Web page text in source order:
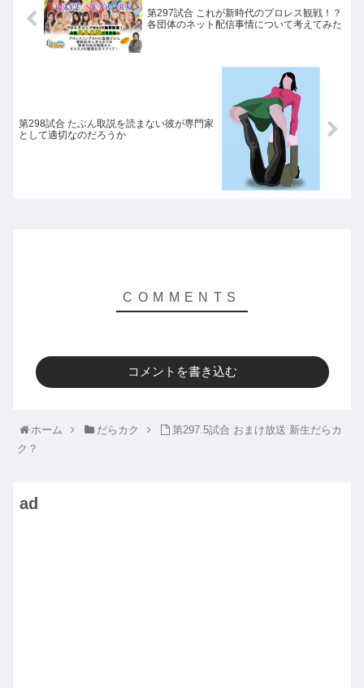
第297試合 これが新時代のプロレス観戦！？
各団体のネット配信事情について考えてみた
第298試合 たぶん取説を読まない彼が専門家
として適切なのだろうか
コメントを書き込む
ホーム だらカク
第297.5試合 おまけ放送 新生だらカ
ク？
ad